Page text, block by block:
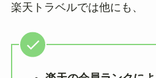
楽天トラベルでは他にも、